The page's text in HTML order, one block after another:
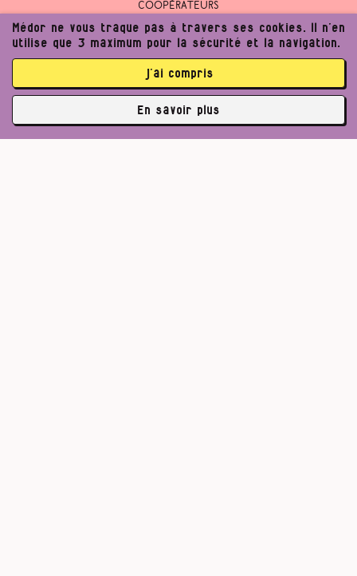
coopérateurs
Médor ne vous traque pas à travers ses cookies. Il n’en
utilise que 3 maximum pour la sécurité et la navigation.
j’ai compris
En savoir plus